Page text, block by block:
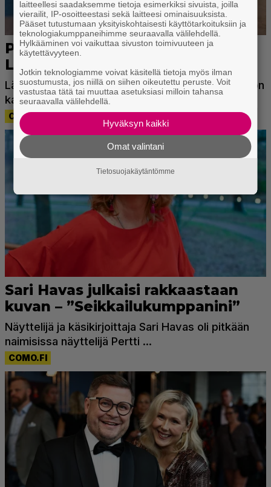
laitteellesi saadaksemme tietoja esimerkiksi sivuista, joilla
vierailit, IP-osoitteestasi sekä laitteesi ominaisuuksista.
Pääset tutustumaan yksityiskohtaisesti käyttötarkoituksiin ja
teknologiakumppaneihimme seuraavalla välilehdellä.
Hylkääminen voi vaikuttaa sivuston toimivuuteen ja
käytettävyyteen.
Jotkin teknologiamme voivat käsitellä tietoja myös ilman
suostumusta, jos niillä on siihen oikeutettu peruste. Voit
vastustaa tätä tai muuttaa asetuksiasi milloin tahansa
seuraavalla välilehdellä.
Hyväksyn kaikki
Omat valintani
Tietosuojakäytäntömme